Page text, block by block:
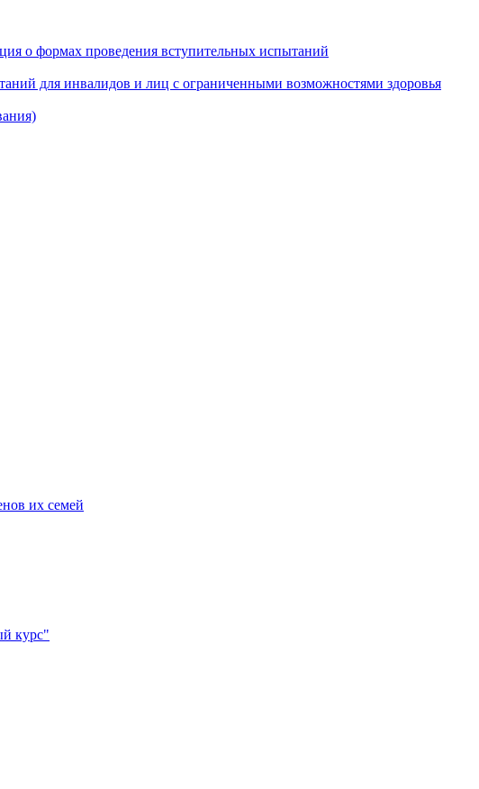
о формах проведения вступительных испытаний
для инвалидов и лиц с ограниченными возможностями здоровья
их семей
курс"